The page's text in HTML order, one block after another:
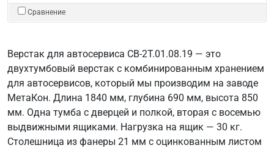
Сравнение
Верстак для автосервиса СВ-2Т.01.08.19 — это
двухтумбовый верстак с комбинированным хранением
для автосервисов, который мы производим на заводе
МетаКон. Длина 1840 мм, глубина 690 мм, высота 850
мм. Одна тумба с дверцей и полкой, вторая с восемью
выдвижными ящиками. Нагрузка на ящик — 30 кг.
Столешница из фанеры 21 мм с оцинкованным листом